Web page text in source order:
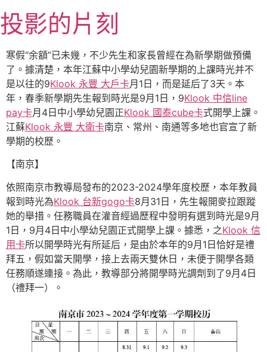
至
主
要
內
容
投影的片刻
寒假“余額”已未幾，不少先生和家長曾經在為新學期做預備
了。據清楚，本年江蘇中小學幼兒園新學期的上課時光并不
是以往的9Klook 永豐 大戶卡月1日，而是延后了3天。本
年，春季新學期先生報到時光是9月1日，9Klook 中信line
pay卡月4日中小學幼兒園正Klook 國泰cube卡式開學上課。
江蘇Klook 永豐 大衛卡南京、常州、南通等多地也官宣了新
學期的校歷。
【南京】
依照南京市教導局發布的2023-2024學年度校歷，本年教員
報到時光為Klook 台新gogo卡8月31日，先生報開麥拉跟蹤
她的舉措。任務職員在灌音經過歷程中發明有選到時光是9月
1日，9月4日中小學幼兒園正式開學上課。據悉，之Klook 信
用卡所以開學時光有所延后，是由於本年的9月1日恰好是禮
拜五，假如當天開學，接上去兩天雙休日，未便于開學各類
任務順遂連接。為此，教導部分將開學時光調劑到了9月4日
（禮拜一）。